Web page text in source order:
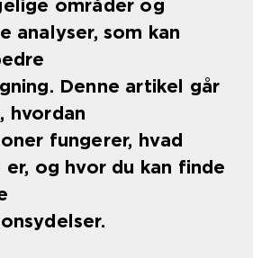
områder og
analyser, som kan
Denne artikel går
hvordan
fungerer, hvad
og hvor du kan finde